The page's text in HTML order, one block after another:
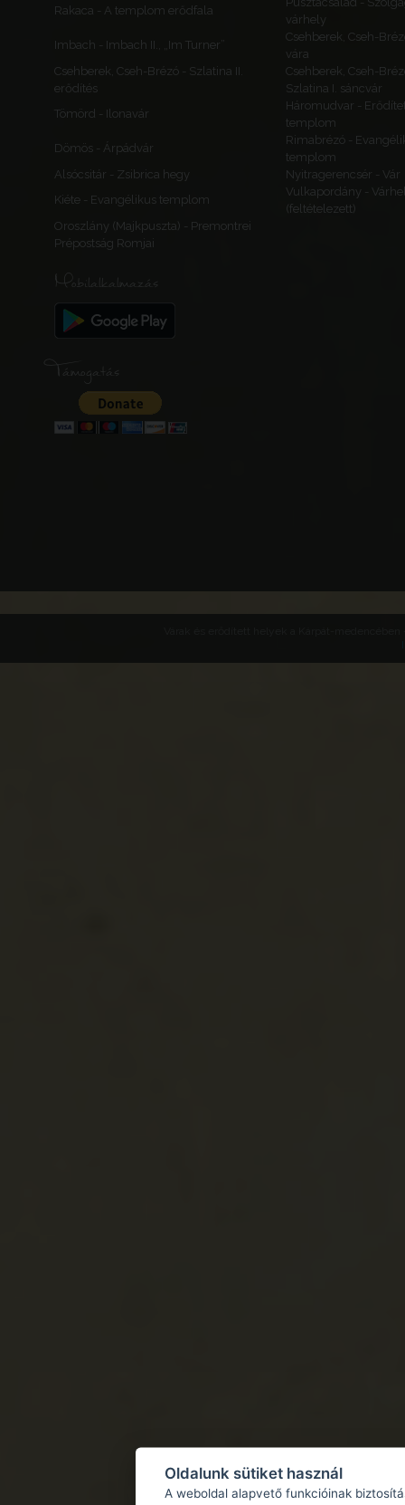
Rakaca - A templom erődfala
várhely
Imbach - Imbach II., „Im Turner”
Csehberek, Cseh-
vára
Csehberek, Cseh-Brézó - Szlatina II.
erődítés
Csehberek, Cseh-
Szlatina I. sáncvár
Tömörd - Ilonavár
Háromudvar -
templom
Dömös - Árpádvár
Rimabrézó -
templom
Alsócsitár - Zsibrica hegy
Nyitragerencsér - Vár
Kiéte - Evangélikus templom
Vulkapordány -
(feltételezett)
Oroszlány (Majkpuszta) - Premontrei
Prépostság Romjai
Mobilalkalmazás
Támogatás
Oldalunk sütiket használ
A weboldal alapvető funkcióinak